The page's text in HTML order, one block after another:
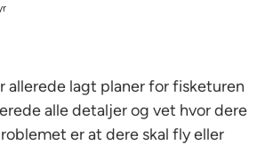
allerede lagt planer for fisketuren
alle detaljer og vet hvor dere
er at dere skal fly eller